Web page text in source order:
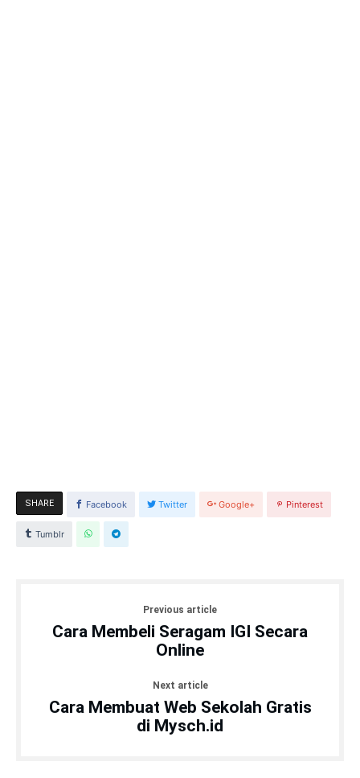
SHARE Facebook Twitter Google+ Pinterest
Tumblr
Previous article
Cara Membeli Seragam IGI Secara
Online
Next article
Cara Membuat Web Sekolah Gratis
di Mysch.id